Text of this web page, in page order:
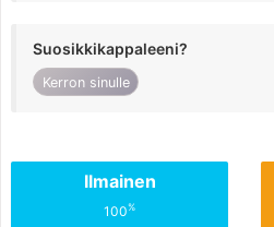
Suosikkikappaleeni?
Kerron sinulle
Ilmainen
100%